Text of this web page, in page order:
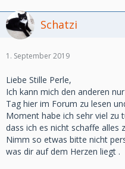
Schatzi
1. September 2019
Liebe Stille Perle,
Ich kann mich den anderen
Tag hier im Forum zu lesen
Moment habe ich sehr viel zu
dass ich es nicht schaffe alles
Nimm so etwas bitte nicht
was dir auf dem Herzen liegt .